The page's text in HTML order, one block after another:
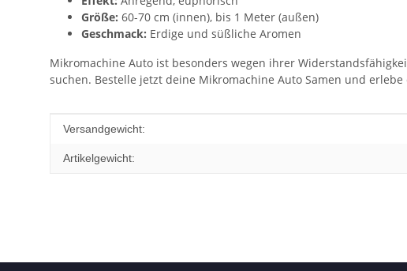
Größe: 60-70 cm (innen), bis 1 Meter (außen)
Geschmack: Erdige und süßliche Aromen
Mikromachine Auto ist besonders wegen ihrer
suchen. Bestelle jetzt deine Mikromachine Auto Samen und
Produkteigenschaft
Wert
Versandgewicht:
Artikelgewicht: